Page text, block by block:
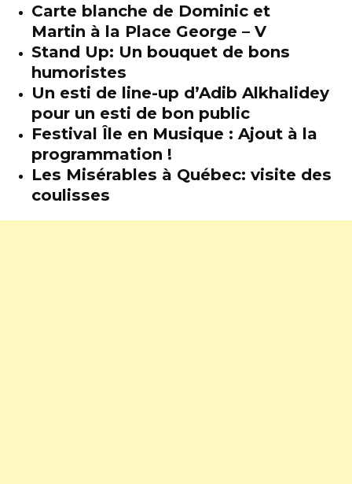
Carte blanche de Dominic et
Martin à la Place George – V
Stand Up: Un bouquet de bons
humoristes
Un esti de line-up d’Adib Alkhalidey
pour un esti de bon public
Festival Île en Musique : Ajout à la
programmation !
Les Misérables à Québec: visite des
coulisses